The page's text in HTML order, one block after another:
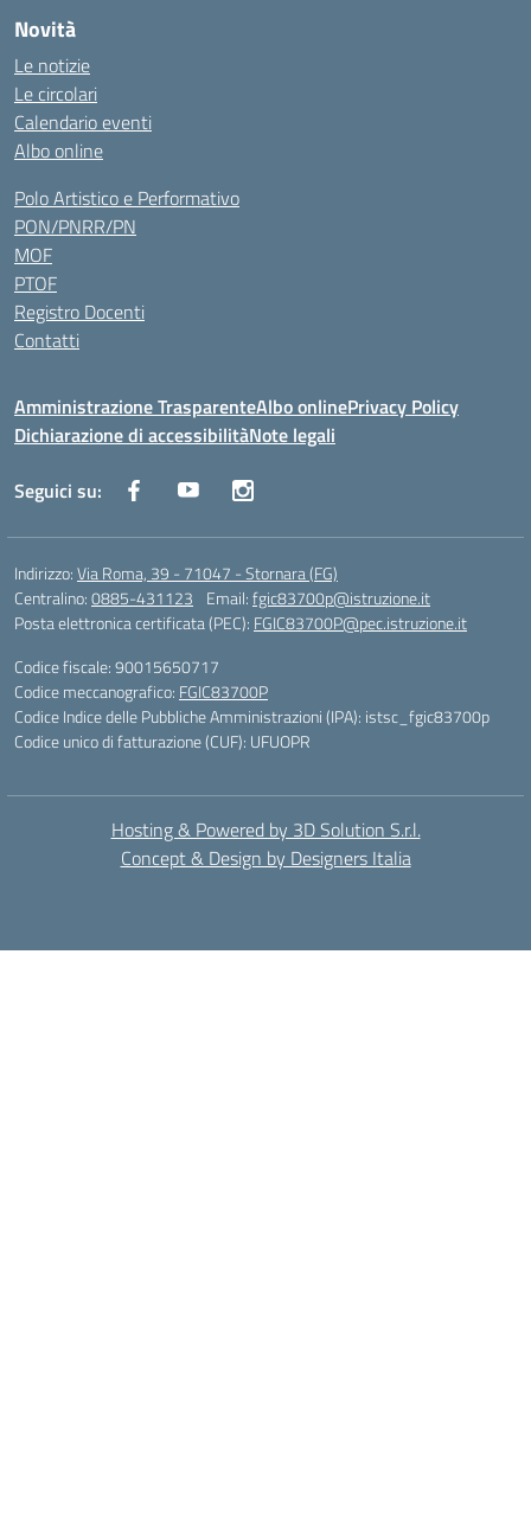
Novità
Le notizie
Le circolari
Calendario eventi
Albo online
Polo Artistico e Performativo
PON/PNRR/PN
MOF
PTOF
Registro Docenti
Contatti
Amministrazione TrasparenteAlbo onlinePrivacy Policy
Dichiarazione di accessibilitàNote legali
Seguici su:
Indirizzo:Via Roma, 39 - 71047 - Stornara (FG)
Centralino:0885-431123 Email:fgic83700p@istruzione.it
Posta elettronica certificata (PEC): FGIC83700P@pec.istruzione.it
Codice fiscale: 90015650717
Codice meccanografico: FGIC83700P
Codice Indice delle Pubbliche Amministrazioni (IPA): istsc_fgic83700p
Codice unico di fatturazione (CUF): UFUOPR
Hosting & Powered by 3D Solution S.r.l.
Concept & Design by Designers Italia